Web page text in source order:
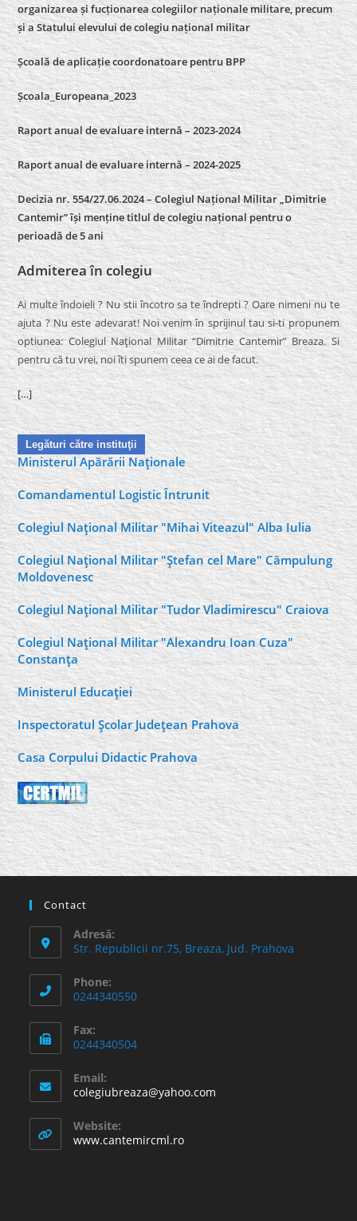
organizarea și fucționarea colegiilor naționale militare, precum
și a Statului elevului de colegiu național militar
Școală de aplicație coordonatoare pentru BPP
Școala_Europeana_2023
Raport anual de evaluare internă – 2023-2024
Raport anual de evaluare internă –2024-2025
Decizia nr. 554/27.06.2024 – Colegiul Național Militar „Dimitrie
Cantemir” își menține titlul de colegiu național pentru o
perioadă de 5 ani
Admiterea în colegiu
Ai multe îndoieli ? Nu stii încotro sa te îndrepti ? Oare nimeni nu te
ajuta ? Nu este adevarat! Noi venim în sprijinul tau si-ti propunem
optiunea: Colegiul Naţional Militar “Dimitrie Cantemir” Breaza. Si
pentru că tu vrei, noi îti spunem ceea ce ai de facut.
[…]
Legături către instituţii
Ministerul Apărării Naţionale
Comandamentul Logistic Întrunit
Colegiul Naţional Militar "Mihai Viteazul" Alba Iulia
Colegiul Naţional Militar "Ştefan cel Mare" Câmpulung
Moldovenesc
Colegiul Naţional Militar "Tudor Vladimirescu" Craiova
Colegiul Naţional Militar "Alexandru Ioan Cuza"
Constanţa
Ministerul Educaţiei
Inspectoratul Şcolar Judeţean Prahova
Casa Corpului Didactic Prahova
Contact
Adresă:
Str. Republicii nr.75, Breaza, Jud. Prahova
Phone:
0244340550
Fax:
0244340504
Email:
colegiubreaza@yahoo.com
Website:
www.cantemircml.ro